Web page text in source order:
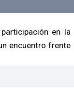
en la
encuentro frente